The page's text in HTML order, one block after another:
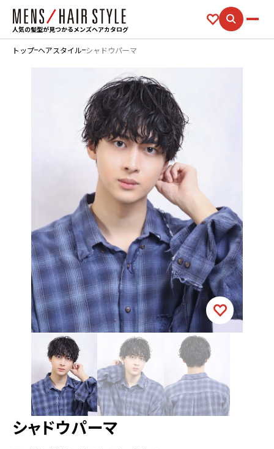
人気の髪型が見つかるメンズヘアカタログ
トップ ヘアスタイル シャドウパーマ
シャドウパーマ